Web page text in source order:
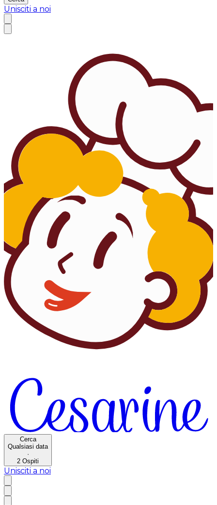
Unisciti a noi
Cerca
Qualsiasi data
·
2 Ospiti
Unisciti a noi